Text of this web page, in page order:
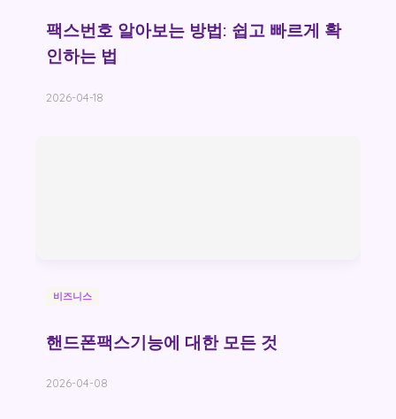
팩스번호 알아보는 방법: 쉽고 빠르게 확
인하는 법
2026-04-18
비즈니스
핸드폰팩스기능에 대한 모든 것
2026-04-08